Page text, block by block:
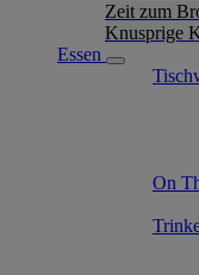
Zeit zum
Knusprige
Essen
On